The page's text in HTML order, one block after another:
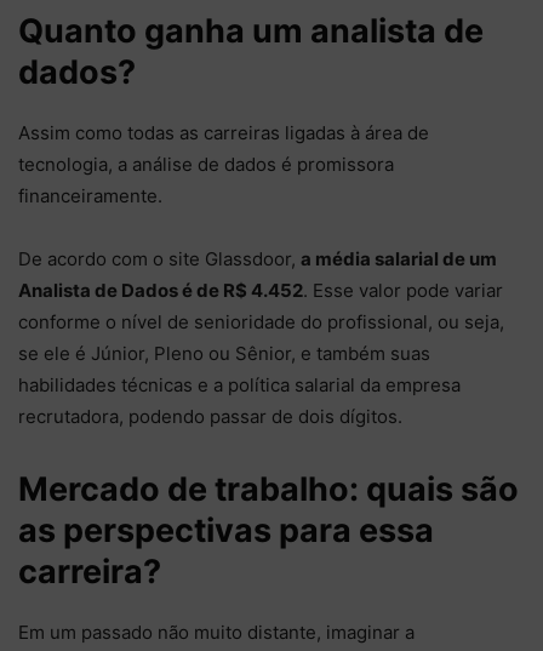
Quanto ganha um analista de
dados?
Assim como todas as carreiras ligadas à área de
tecnologia, a análise de dados é promissora
financeiramente.
De acordo com o site Glassdoor, a média salarial de um
Analista de Dados é de R$ 4.452. Esse valor pode variar
conforme o nível de senioridade do profissional, ou seja,
se ele é Júnior, Pleno ou Sênior, e também suas
habilidades técnicas e a política salarial da empresa
recrutadora, podendo passar de dois dígitos.
Mercado de trabalho: quais são
as perspectivas para essa
carreira?
Em um passado não muito distante, imaginar a